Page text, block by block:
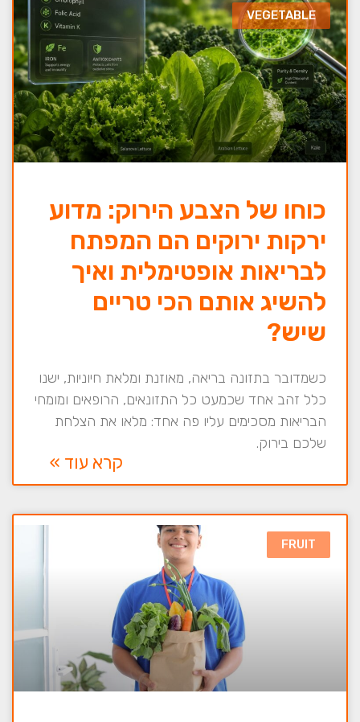
VEGETABLE
כוחו של הצבע הירוק: מדוע
ירקות ירוקים הם המפתח
לבריאות אופטימלית ואיך
להשיג אותם הכי טריים
שיש?
כשמדובר בתזונה בריאה, מאוזנת ומלאת חיוניות, ישנו
כלל זהב אחד שכמעט כל התזונאים, הרופאים ומומחי
הבריאות מסכימים עליו פה אחד: מלאו את הצלחת
שלכם בירוק.
קרא עוד »
FRUIT